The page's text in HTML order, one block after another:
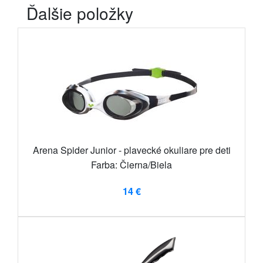
Ďalšie položky
Arena Spider Junior - plavecké okuliare pre deti
Farba: Čierna/Biela
14 €